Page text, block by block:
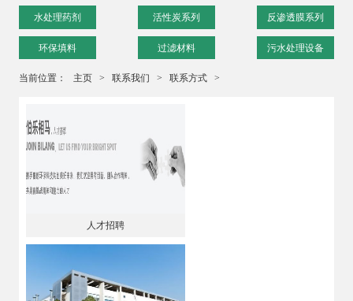
水处理药剂 活性炭系列 反渗透膜系列
环保填料 过滤材料 污水处理设备
当前位置： 主页 > 联系我们 > 联系方式 >
人才招聘